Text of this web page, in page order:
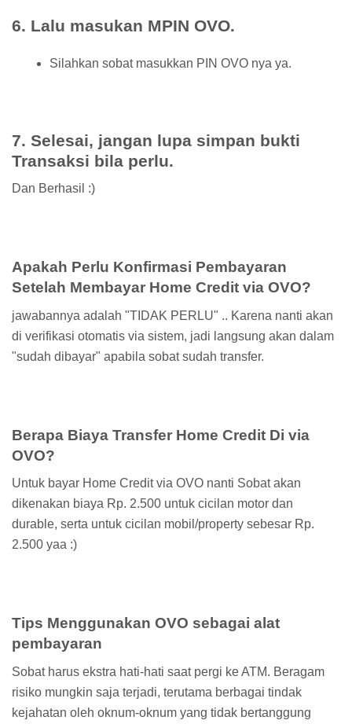
6. Lalu masukan MPIN OVO.
Silahkan sobat masukkan PIN OVO nya ya.
7. Selesai, jangan lupa simpan bukti
Transaksi bila perlu.
Dan Berhasil :)
Apakah Perlu Konfirmasi Pembayaran
Setelah Membayar Home Credit via OVO?
jawabannya adalah "TIDAK PERLU" .. Karena nanti akan
di verifikasi otomatis via sistem, jadi langsung akan dalam
"sudah dibayar" apabila sobat sudah transfer.
Berapa Biaya Transfer Home Credit Di via
OVO?
Untuk bayar Home Credit via OVO nanti Sobat akan
dikenakan biaya Rp. 2.500 untuk cicilan motor dan
durable, serta untuk cicilan mobil/property sebesar Rp.
2.500 yaa :)
Tips Menggunakan OVO sebagai alat
pembayaran
Sobat harus ekstra hati-hati saat pergi ke ATM. Beragam
risiko mungkin saja terjadi, terutama berbagai tindak
kejahatan oleh oknum-oknum yang tidak bertanggung